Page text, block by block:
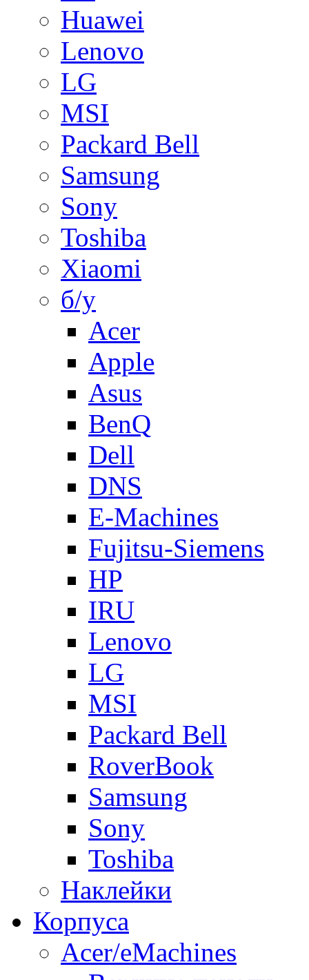
Huawei
Lenovo
LG
MSI
Packard Bell
Samsung
Sony
Toshiba
Xiaomi
б/у
Acer
Apple
Asus
BenQ
Dell
DNS
E-Machines
Fujitsu-Siemens
HP
IRU
Lenovo
LG
MSI
Packard Bell
RoverBook
Samsung
Sony
Toshiba
Наклейки
Корпуса
Acer/eMachines